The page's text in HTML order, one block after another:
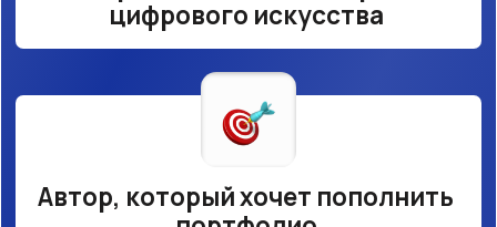
ЧТО ВАС ЖДЕТ НА
ИНТЕНСИВЕ